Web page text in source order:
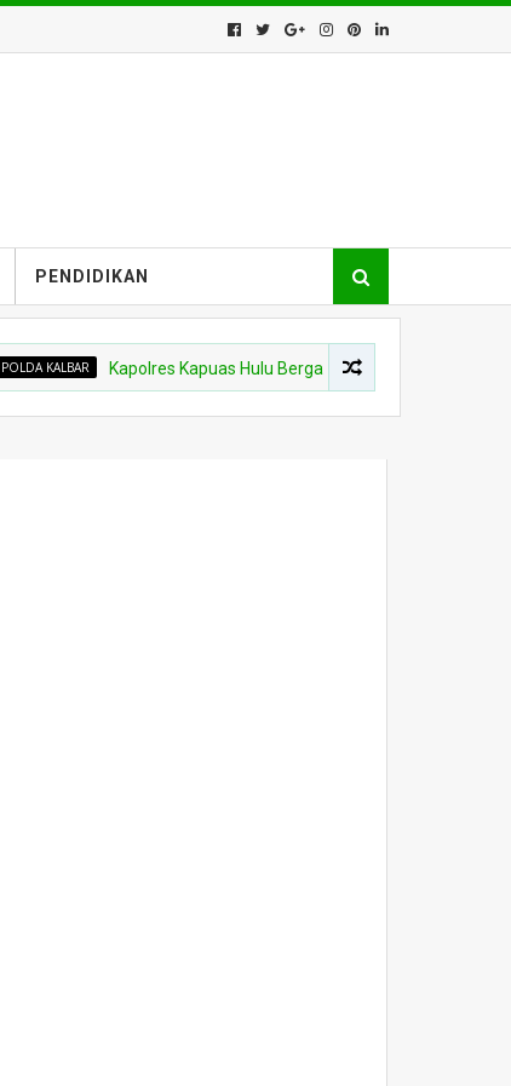
PENDIDIKAN
Kapolres Kapuas Hulu Berganti, Kapolda Pimpin Sertijab